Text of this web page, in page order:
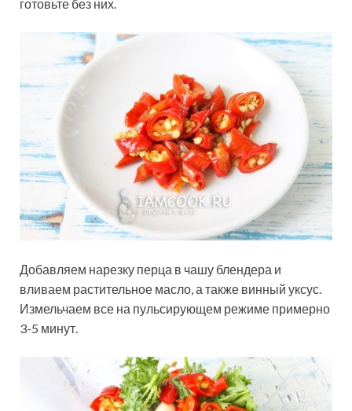
готовьте без них.
Добавляем нарезку перца в чашу блендера и
вливаем растительное масло, а также винный уксус.
Измельчаем все на пульсирующем режиме примерно
3-5 минут.